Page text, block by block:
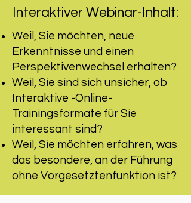
Interaktiver Webinar-Inhalt:
Weil, Sie möchten, neue
Erkenntnisse und einen
Perspektivenwechsel erhalten?
Weil, Sie sind sich unsicher, ob
Interaktive -Online-
Trainingsformate für Sie
interessant sind?
Weil, Sie möchten erfahren, was
das besondere, an der Führung
ohne Vorgesetztenfunktion ist?